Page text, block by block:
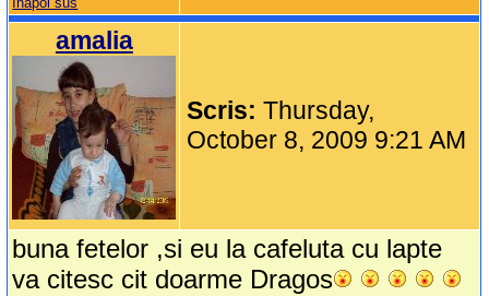
amalia
Scris:Thursday,
October 8, 2009 9:21 AM
buna fetelor ,si eu la cafeluta cu lapte
va citesc cit doarme Dragos